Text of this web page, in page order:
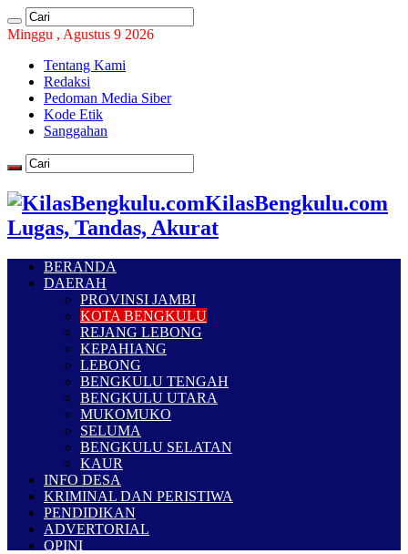
Minggu , Agustus 9 2026
Tentang Kami
Redaksi
Pedoman Media Siber
Kode Etik
Sanggahan
KilasBengkulu.com
Lugas, Tandas, Akurat
BERANDA
DAERAH
PROVINSI JAMBI
KOTA BENGKULU
REJANG LEBONG
KEPAHIANG
LEBONG
BENGKULU TENGAH
BENGKULU UTARA
MUKOMUKO
SELUMA
BENGKULU SELATAN
KAUR
INFO DESA
KRIMINAL DAN PERISTIWA
PENDIDIKAN
ADVERTORIAL
OPINI